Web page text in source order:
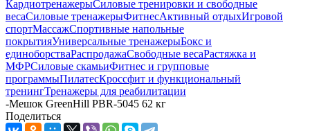
КардиотренажерыСиловые тренировки и свободные
весаСиловые тренажерыФитнесАктивный отдыхИгровой
спортМассажСпортивные напольные
покрытияУниверсальные тренажерыБокс и
единоборстваРаспродажаСвободные весаРастяжка и
МФРСиловые скамьиФитнес и групповые
программыПилатесКроссфит и функциональный
тренингТренажеры для реабилитации
-Мешок GreenHill PBR-5045 62 кг
Поделиться